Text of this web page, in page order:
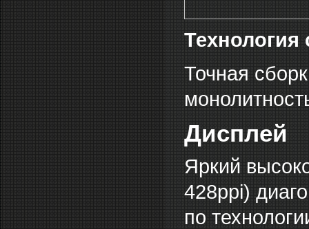
Технология
Точная
Дисплей
Яркий
428ppi)
по